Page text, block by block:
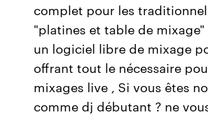
complet pour les
"platines et table de
un logiciel libre de mixage
offrant tout le nécessaire
mixages live , Si vous êtes
comme dj débutant ? ne